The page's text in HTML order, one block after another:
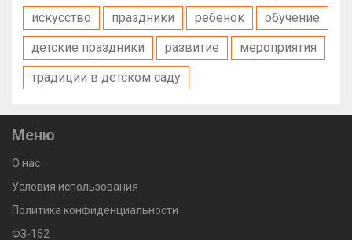
искусство
праздники ребенок
обучение
детские праздники
развитие
мероприятия
традиции в детском саду
Меню
О нас
Условия использования
Политика конфиденциальности
ФЗ-152